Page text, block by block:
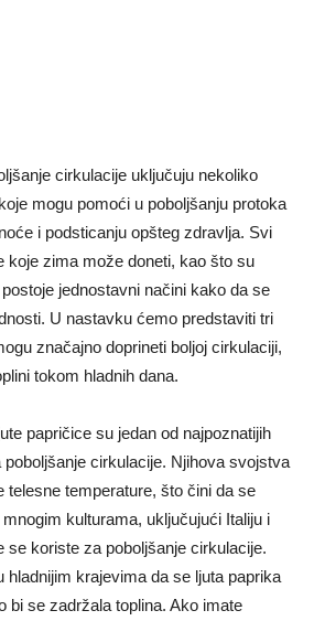
cirkulacije uključuju nekoliko
mogu pomoći u poboljšanju protoka
i podsticanju opšteg zdravlja. Svi
koje zima može doneti, kao što su
jednostavni načini kako da se
U nastavku ćemo predstaviti tri
značajno doprineti boljoj cirkulaciji,
tokom hladnih dana.
papričice su jedan od najpoznatijih
poboljšanje cirkulacije. Njihova svojstva
telesne temperature, što čini da se
kulturama, uključujući Italiju i
se koriste za poboljšanje cirkulacije.
hladnijim krajevima da se ljuta paprika
bi se zadržala toplina. Ako imate